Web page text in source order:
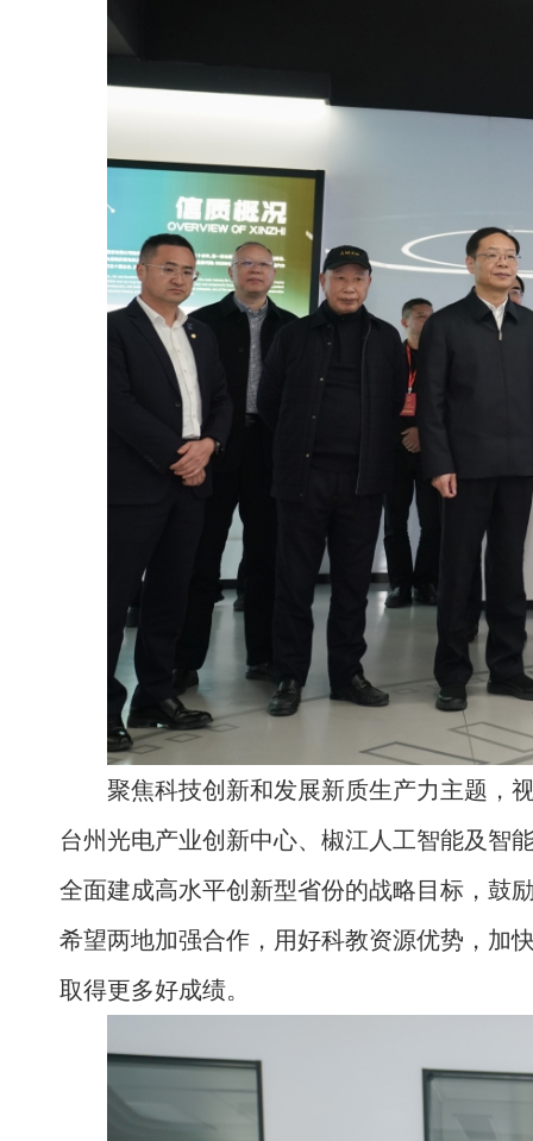
聚焦科技创新和发展新质生产力主题，
台州光电产业创新中心、椒江人工智能及智
全面建成高水平创新型省份的战略目标，鼓
希望两地加强合作，用好科教资源优势，加
取得更多好成绩。